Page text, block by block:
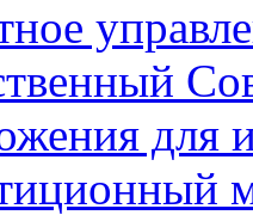
для